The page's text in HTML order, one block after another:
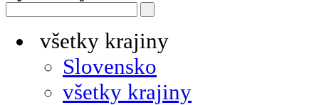
všetky krajiny
Slovensko
všetky krajiny